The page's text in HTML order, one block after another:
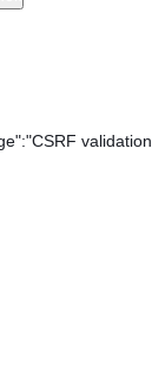
validation